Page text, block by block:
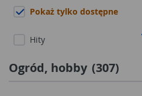
Pokaż tylko dostępne
Hity
Ogród, hobby (307)